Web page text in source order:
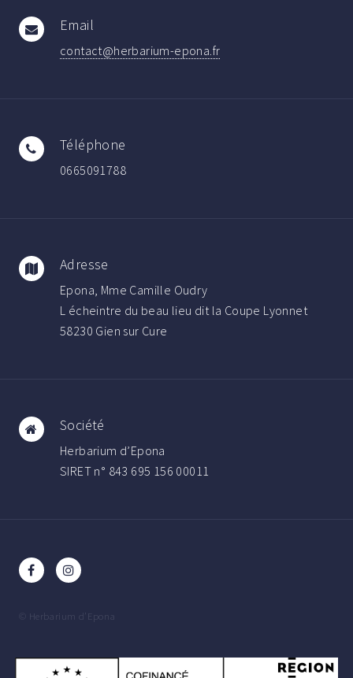
Email
contact@herbarium-epona.fr
Téléphone
0665091788
Adresse
Epona, Mme Camille Oudry
L écheintre du beau lieu dit la Coupe Lyonnet
58230 Gien sur Cure
Société
Herbarium d’Epona
SIRET n° 843 695 156 00011
© Herbarium d’Epona